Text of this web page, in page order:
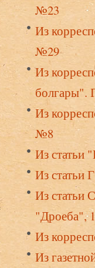
№23
Из
№29
Из
болгары".
Из
№8
Из статьи
Из статьи
Из статьи
"Дроеба",
Из
Из